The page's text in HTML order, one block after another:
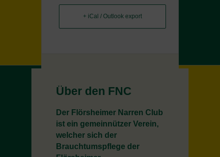
+ iCal / Outlook export
Über den FNC
Der Flörsheimer Narren Club
ist ein gemeinnützer Verein,
welcher sich der
Brauchtumspflege der